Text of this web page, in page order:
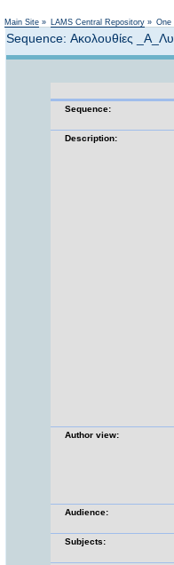
Main Site » LAMS Central Repository » One
Sequence: Ακολουθίες
Sequence:
Description:
Author view:
Audience:
Subjects: